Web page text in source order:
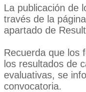
La publicación de
través de la
apartado de
Recuerda que los
los resultados de
evaluativas, se
convocatoria.